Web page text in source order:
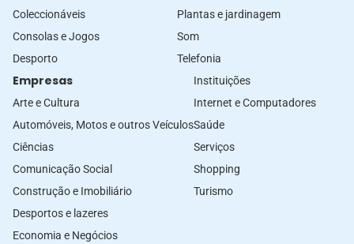
Coleccionáveis
Consolas e Jogos
Desporto
Plantas e jardinagem
Som
Telefonia
Empresas
Arte e Cultura
Automóveis, Motos e outros Veículos
Ciências
Comunicação Social
Construção e Imobiliário
Desportos e lazeres
Economia e Negócios
Instituições
Internet e Computadores
Saúde
Serviços
Shopping
Turismo